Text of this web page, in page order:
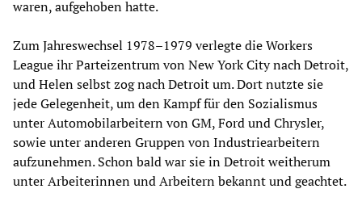
waren, aufgehoben hatte.
Zum Jahreswechsel 1978–1979 verlegte die Workers
League ihr Parteizentrum von New York City nach Detroit,
und Helen selbst zog nach Detroit um. Dort nutzte sie
jede Gelegenheit, um den Kampf für den Sozialismus
unter Automobilarbeitern von GM, Ford und Chrysler,
sowie unter anderen Gruppen von Industriearbeitern
aufzunehmen. Schon bald war sie in Detroit weitherum
unter Arbeiterinnen und Arbeitern bekannt und geachtet.